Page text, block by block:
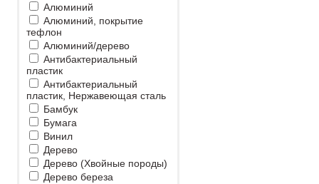
Алюминий
Алюминий, покрытие
тефлон
Алюминий/дерево
Антибактериальный
пластик
Антибактериальный
пластик, Нержавеющая сталь
Бамбук
Бумага
Винил
Дерево
Дерево (Хвойные породы)
Дерево береза